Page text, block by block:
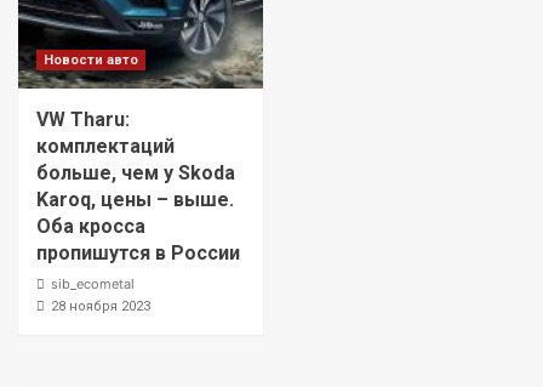
Новости авто
VW Tharu:
комплектаций
больше, чем у Skoda
Karoq, цены – выше.
Оба кросса
пропишутся в России
sib_ecometal
28 ноября 2023